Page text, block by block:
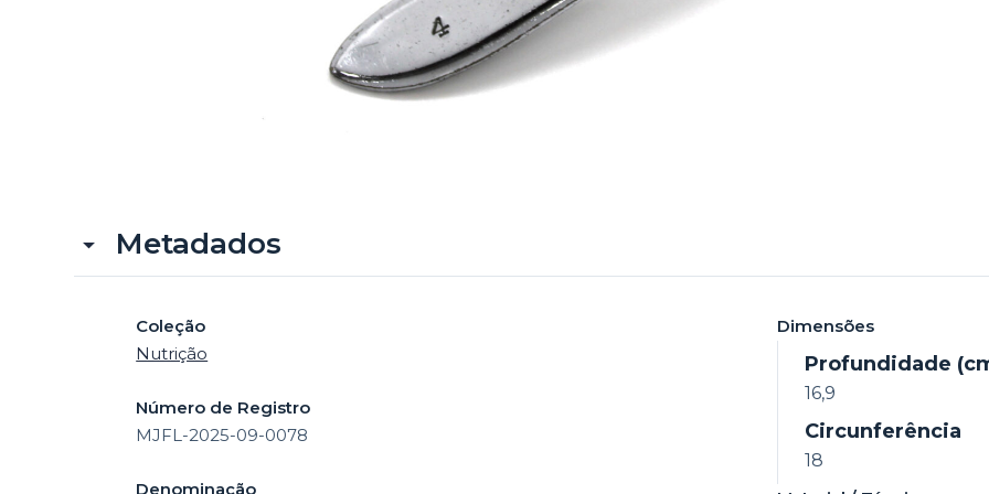
Metadados
Coleção
Nutrição
Número de Registro
MJFL-2025-09-0078
Denominação
Dimensões
Profundidade
16,9
Circunferência
18